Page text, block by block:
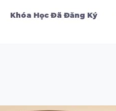
Khóa Học Đã Đăng Ký